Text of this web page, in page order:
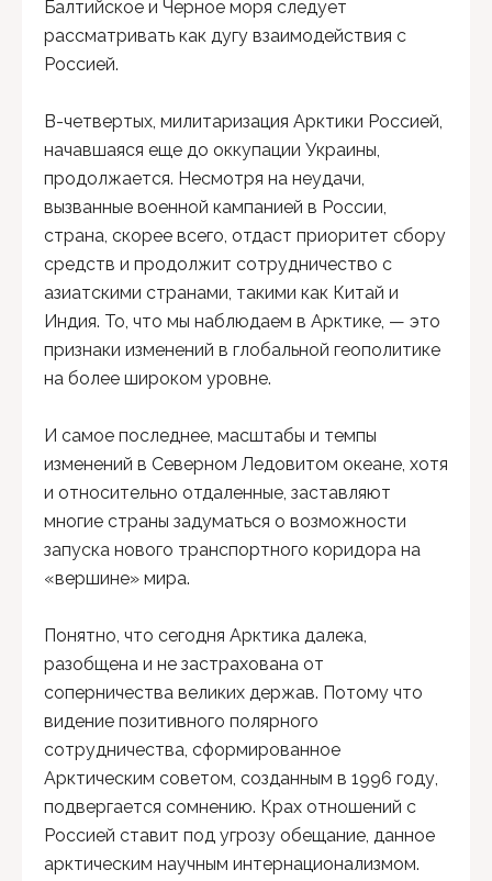
Балтийское и Черное моря следует
рассматривать как дугу взаимодействия с
Россией.
В-четвертых, милитаризация Арктики Россией,
начавшаяся еще до оккупации Украины,
продолжается. Несмотря на неудачи,
вызванные военной кампанией в России,
страна, скорее всего, отдаст приоритет сбору
средств и продолжит сотрудничество с
азиатскими странами, такими как Китай и
Индия. То, что мы наблюдаем в Арктике, — это
признаки изменений в глобальной геополитике
на более широком уровне.
И самое последнее, масштабы и темпы
изменений в Северном Ледовитом океане, хотя
и относительно отдаленные, заставляют
многие страны задуматься о возможности
запуска нового транспортного коридора на
«вершине» мира.
Понятно, что сегодня Арктика далека,
разобщена и не застрахована от
соперничества великих держав. Потому что
видение позитивного полярного
сотрудничества, сформированное
Арктическим советом, созданным в 1996 году,
подвергается сомнению. Крах отношений с
Россией ставит под угрозу обещание, данное
арктическим научным интернационализмом.